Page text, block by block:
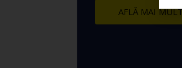
AFLĂ MAI